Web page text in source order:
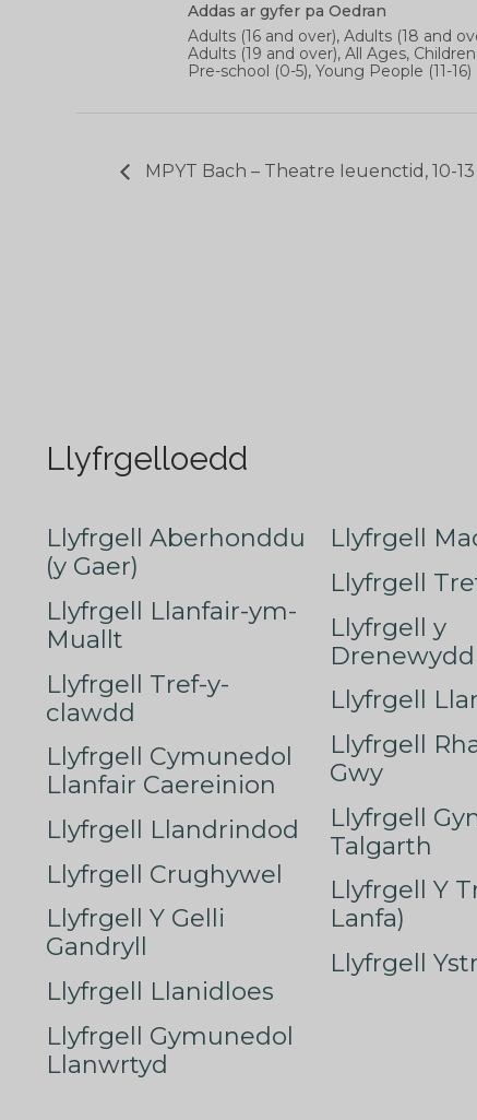
Addas ar gyfer pa Oedran
Adults (16 and over), Adults (18 and
Adults (19 and over), All Ages, Children
Pre-school (0-5), Young People (11-16)
MPYT Bach – Theatre Ieuenctid, 10-
Llyfrgelloedd
Llyfrgell Aberhonddu
(y Gaer)
Llyfrgell Llanfair-ym-
Muallt
Llyfrgell Tref-y-
clawdd
Llyfrgell Cymunedol
Llanfair Caereinion
Llyfrgell Llandrindod
Llyfrgell Crughywel
Llyfrgell Y Gelli
Gandryll
Llyfrgell Llanidloes
Llyfrgell Gymunedol
Llanwrtyd
Llyfrgell
Llyfrgell
Llyfrgell y
Drenewydd
Llyfrgell
Llyfrgell
Gwy
Llyfrgell
Talgarth
Llyfrgell Y
Lanfa)
Llyfrgell